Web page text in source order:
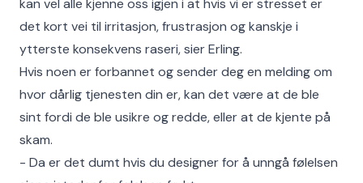
kan vel alle kjenne oss igjen i at hvis vi er stresset er
det kort vei til irritasjon, frustrasjon og kanskje i
ytterste konsekvens raseri, sier Erling.
Hvis noen er forbannet og sender deg en melding om
hvor dårlig tjenesten din er, kan det være at de ble
sint fordi de ble usikre og redde, eller at de kjente på
skam.
- Da er det dumt hvis du designer for å unngå følelsen